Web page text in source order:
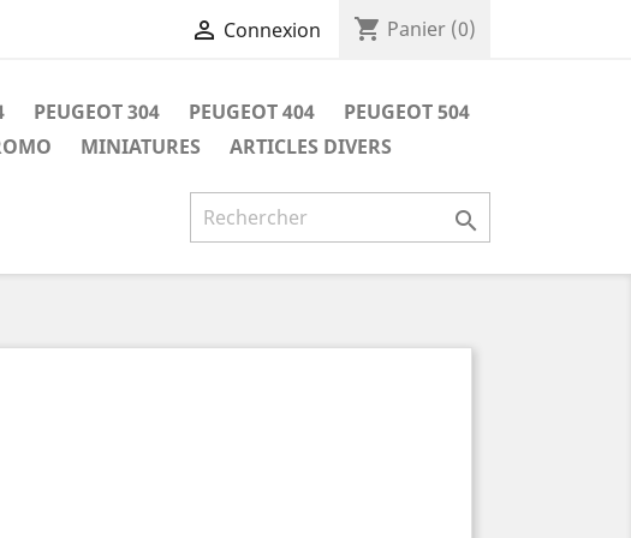
 Connexion shopping_cart Panier (0)
PEUGEOT 304 PEUGEOT 404
PEUGEOT 504
MINIATURES ARTICLES DIVERS
